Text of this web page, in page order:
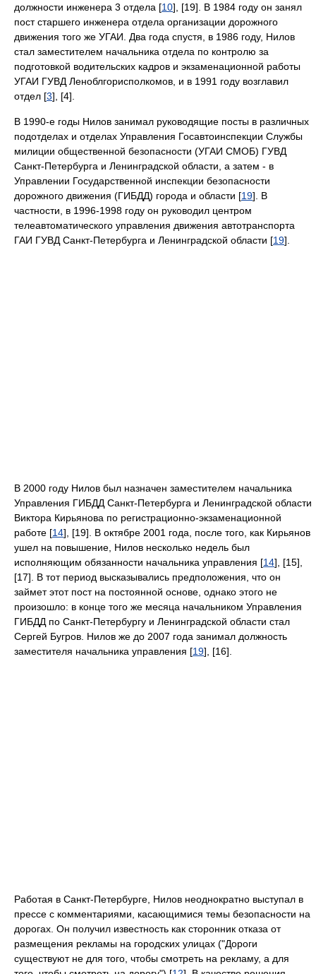
должности инженера 3 отдела [10], [19]. В 1984 году он занял
пост старшего инженера отдела организации дорожного
движения того же УГАИ. Два года спустя, в 1986 году, Нилов
стал заместителем начальника отдела по контролю за
подготовкой водительских кадров и экзаменационной работы
УГАИ ГУВД Леноблгорисполкомов, и в 1991 году возглавил
отдел [3], [4].
В 1990-е годы Нилов занимал руководящие посты в различных
подотделах и отделах Управления Госавтоинспекции Службы
милиции общественной безопасности (УГАИ СМОБ) ГУВД
Санкт-Петербурга и Ленинградской области, а затем - в
Управлении Государственной инспекции безопасности
дорожного движения (ГИБДД) города и области [19]. В
частности, в 1996-1998 году он руководил центром
телеавтоматического управления движения автотранспорта
ГАИ ГУВД Санкт-Петербурга и Ленинградской области [19].
В 2000 году Нилов был назначен заместителем начальника
Управления ГИБДД Санкт-Петербурга и Ленинградской области
Виктора Кирьянова по регистрационно-экзаменационной
работе [14], [19]. В октябре 2001 года, после того, как Кирьянов
ушел на повышение, Нилов несколько недель был
исполняющим обязанности начальника управления [14], [15],
[17]. В тот период высказывались предположения, что он
займет этот пост на постоянной основе, однако этого не
произошло: в конце того же месяца начальником Управления
ГИБДД по Санкт-Петербургу и Ленинградской области стал
Сергей Бугров. Нилов же до 2007 года занимал должность
заместителя начальника управления [19], [16].
Работая в Санкт-Петербурге, Нилов неоднократно выступал в
прессе с комментариями, касающимися темы безопасности на
дорогах. Он получил известность как сторонник отказа от
размещения рекламы на городских улицах ("Дороги
существуют не для того, чтобы смотреть на рекламу, а для